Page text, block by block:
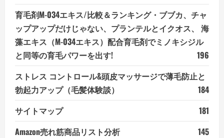
育毛剤M-034エキス/比較＆ランキング・ブブカ、チャ
ップアップだけじゃない、プランテルとイクオス、 海
藻エキス（M-034エキス）配合育毛剤でミノキシジル
と同等の育毛パワーを出す!
196
ストレス コントロール&頭皮マッサージで薄毛防止と
勃起力アップ（毛髪体験談）
184
サイトマップ
181
Amazon売れ筋商品リスト分析
145